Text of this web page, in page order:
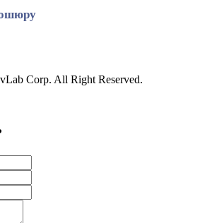
Corp. All Right Reserved.